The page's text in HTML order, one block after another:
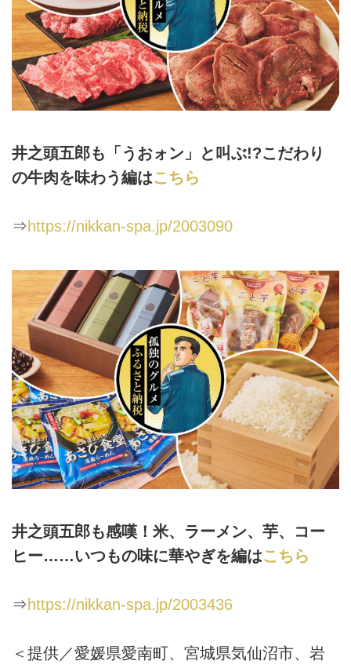
井之頭五郎も「うおォン」と叫ぶ!?こだわり
の牛肉を味わう編はこちら
⇒ https://nikkan-spa.jp/2003090
井之頭五郎も感嘆！米、ラーメン、芋、コー
ヒー……いつもの味に華やぎを編はこちら
⇒ https://nikkan-spa.jp/2003436
＜提供／愛媛県愛南町、宮城県気仙沼市、岩